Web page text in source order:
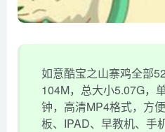
如意酷宝之山寨鸡全部
104M，总大小5.07G，
钟，高清MP4格式，方
板、IPAD、早教机、手